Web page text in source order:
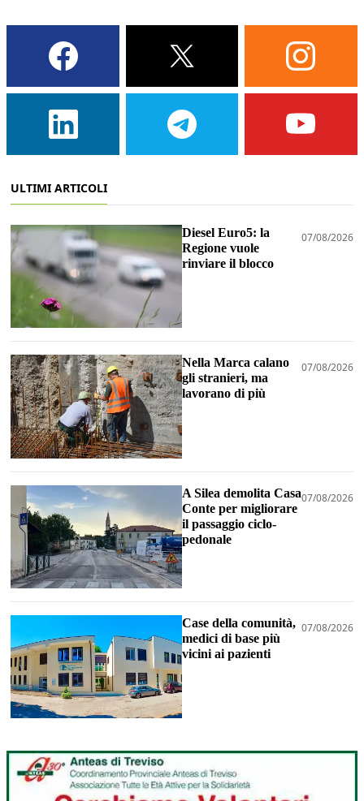
ULTIMI ARTICOLI
Diesel Euro5: la
Regione vuole
rinviare il blocco
07/08/2026
Nella Marca calano
gli stranieri, ma
lavorano di più
07/08/2026
A Silea demolita Casa
Conte per migliorare
il passaggio ciclo-
pedonale
07/08/2026
Case della comunità,
medici di base più
vicini ai pazienti
07/08/2026